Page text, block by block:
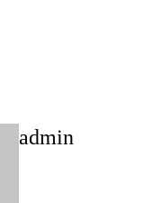
admin